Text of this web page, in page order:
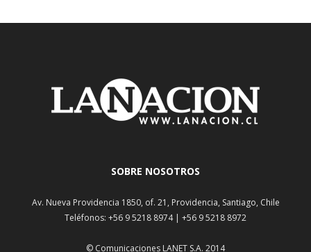
SOBRE NOSOTROS
Av. Nueva Providencia 1850, of. 21, Providencia, Santiago, Chile
Teléfonos: +56 9 5218 8974 | +56 9 5218 8972
© Comunicaciones LANET S.A. 2014